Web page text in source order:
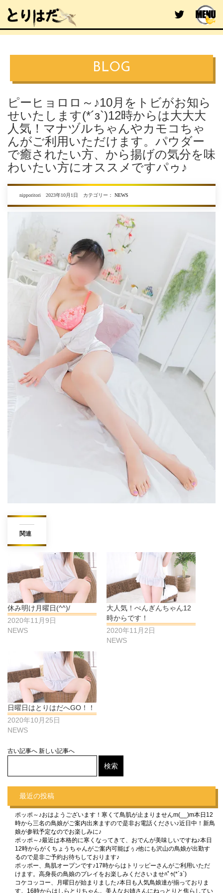
BLOG
ピーヒョロロ～♪10月をトビがお知ら
せいたします(*´з`)12時からは大大大
人気！マナヅルちゃんやカモコちゃ
んがご利用いただけます。パウダー
で癒されたい方、から揚げの気分を味
わいたい方にオススメですパゥ♪
nipporitori 2023年10月1日 カテゴリー： NEWS
関連
休み明け月曜日(^^)/
2020年11月9日
NEWS
大人気！ぺんぎんちゃん12
時からです！
2020年11月2日
NEWS
日曜日はとりはだへGO！！
2020年10月25日
NEWS
古い記事へ 新しい記事へ
最近の投稿
ポッポ～♪おはようございます！寒くて鳥肌が止まりませんm(__)m本日12
時から三名の鳥娘がご案内出来ますので是非お電話ください♪近日中！新鳥
娘が参戦予定なのでお楽しみに♪
ポッポ～♪最近は本格的に寒くなってきて、おでんが美味しいですね♪本日
12時からがくちょうちゃんがご案内可能ぱぅ♪他にも沢山の鳥娘が出勤す
るので是非ご予約お待ちしております♪
ポッポー、鳥肌オープンです♪17時からはトリッピーさんがご利用いただ
けます。高身長の鳥娘のプレイをお楽しみくださいませﾊﾟｩ(*´з`)
コケコッコー、月曜日が始まりました♪本日も人気鳥娘達が揃っておりま
す。16時からはしらとりちゃん。美人なお姉さんにねっとりと焦らしてい